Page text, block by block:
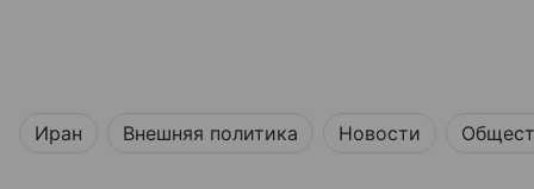
Иран Внешняя политика Новости